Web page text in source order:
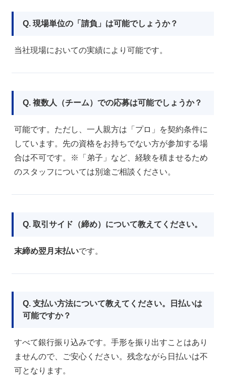
Q. 現場単位の「請負」は可能でしょうか？
当社現場においての実績により可能です。
Q. 複数人（チーム）での応募は可能でしょうか？
可能です。ただし、一人親方は「プロ」を契約条件に
しています。先の資格をお持ちでない方が参加する場
合は不可です。※「弟子」など、経験を積ませるため
のスタッフについては別途ご相談ください。
Q. 取引サイド（締め）について教えてください。
末締め翌月末払いです。
Q. 支払い方法について教えてください。日払いは
可能ですか？
すべて銀行振り込みです。手形を振り出すことはあり
ませんので、ご安心ください。残念ながら日払いは不
可となります。